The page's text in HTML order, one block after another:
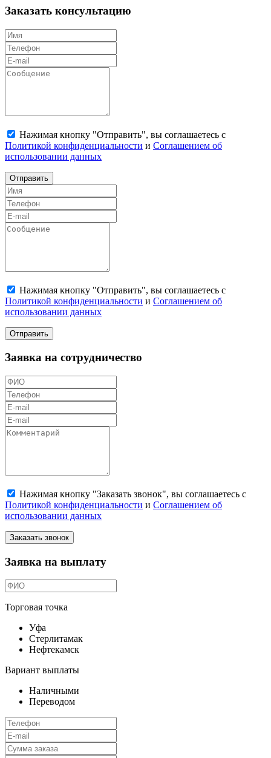
Заказать консультацию
Нажимая кнопку "Отправить", вы соглашаетесь с
Политикой конфиденциальности и Соглашением об
использовании данных
Отправить
Нажимая кнопку "Отправить", вы соглашаетесь с
Политикой конфиденциальности и Соглашением об
использовании данных
Отправить
Заявка на сотрудничество
Нажимая кнопку "Заказать звонок", вы соглашаетесь с
Политикой конфиденциальности и Соглашением об
использовании данных
Заказать звонок
Заявка на выплату
Торговая точка
Уфа
Стерлитамак
Нефтекамск
Вариант выплаты
Наличными
Переводом